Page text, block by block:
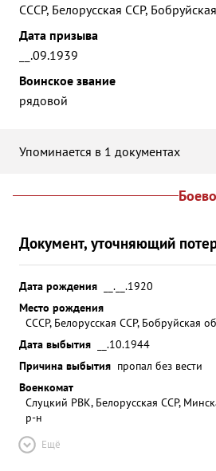
СССР, Белорусская ССР,
Дата призыва
__.09.1939
Воинское звание
рядовой
Упоминается в 1 документах
Документ, уточняющий
Дата рождения
__.__.1920
Место рождения
СССР, Белорусская ССР, Бобруйская
Дата выбытия
__.10.1944
Причина выбытия пропал без вести
Военкомат
Слуцкий РВК, Белорусская ССР,
р-н
Ещё